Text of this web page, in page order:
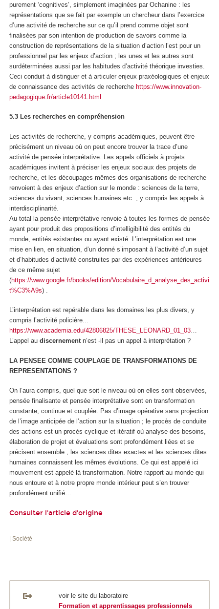
purement ‘cognitives’, simplement imaginées par Ochanine : les
représentations que se fait par exemple un chercheur dans l’exercice
d’une activité de recherche sur ce qu’il prend comme objet sont
finalisées par son intention de production de savoirs comme la
construction de représentations de la situation d’action l’est pour un
professionnel par les enjeux d’action ; les unes et les autres sont
surdéterminées aussi par les habitudes d’activité théorique investies.
Ceci conduit à distinguer et à articuler enjeux praxéologiques et enjeux
de connaissance des activités de recherche https://www.innovation-
pedagogique.fr/article10141.html
5.3 Les recherches en compréhension
Les activités de recherche, y compris académiques, peuvent être
précisément un niveau où on peut encore trouver la trace d’une
activité de pensée interprétative . Les appels officiels à projets
académiques invitent à préciser les enjeux sociaux des projets de
recherche, et les découpages mêmes des organisations de recherche
renvoient à des enjeux d’action sur le monde : sciences de la terre,
sciences du vivant, sciences humaines etc.., y compris les appels à
interdisciplinarité.
Au total la pensée interprétative renvoie à toutes les formes de pensée
ayant pour produit des propositions d’intelligibilité des entités du
monde, entités existantes ou ayant existé . L’interprétation est une
mise en lien, en situation, d’un donné s’imposant à l’activité d’un sujet
et d’habitudes d’activité construites par des expériences antérieures
de ce même sujet
(https://www.google.fr/books/edition/Vocabulaire_d_analyse_des_activi
t%C3%A9s) .
L’interprétation est repérable dans les domaines les plus divers, y
compris l’activité policière...
https://www.academia.edu/42806825/THESE_LEONARD_01_03…
L’appel au discernementn’est -il pas un appel à interprétation ?
LA PENSEE COMME COUPLAGE DE TRANSFORMATIONS DE
REPRESENTATIONS ?
On l’aura compris, quel que soit le niveau où on elles sont observées,
pensée finalisante et pensée interprétative sont en transformation
constante, continue et couplée. Pas d’image opérative sans projection
de l’image anticipée de l’action sur la situation ; le procès de conduite
des actions est un procès cyclique et itératif où analyse des besoins,
élaboration de projet et évaluations sont profondément liées et se
précisent ensemble ; les sciences dites exactes et les sciences dites
humaines connaissent les mêmes évolutions. Ce qui est appelé ici
mouvement est appelé là transformation. Notre rapport au monde qui
nous entoure et à notre propre monde intérieur peut s’en trouver
profondément unifié…
Consulter l'article d'origine
| Société
voir le site du laboratoire
Formation et apprentissages professionnels